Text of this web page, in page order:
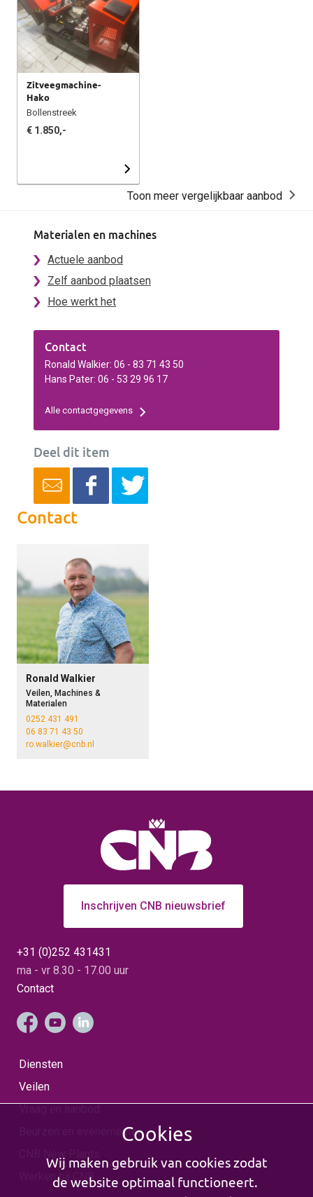
Zitveegmachine-
Hako
Bollenstreek
€ 1.850,-
Toon meer vergelijkbaar aanbod
Materialen en machines
Actuele aanbod
Zelf aanbod plaatsen
Hoe werkt het
Contact
Ronald Walkier: 06 - 83 71 43 50
Hans Pater: 06 - 53 29 96 17
Alle contactgegevens
Deel dit item
Contact
Ronald Walkier
Veilen, Machines &
Materialen
0252 431 491
06 83 71 43 50
ro.walkier@cnb.nl
Inschrijven CNB nieuwsbrief
+31 (0)252 431431
ma - vr 8.30 - 17.00 uur
Contact
Diensten
Veilen
Beurzen en evenementen
CNB New Plants
Werken bij CNB
Cookies
Wij maken gebruik van cookies zodat
de website optimaal functioneert.